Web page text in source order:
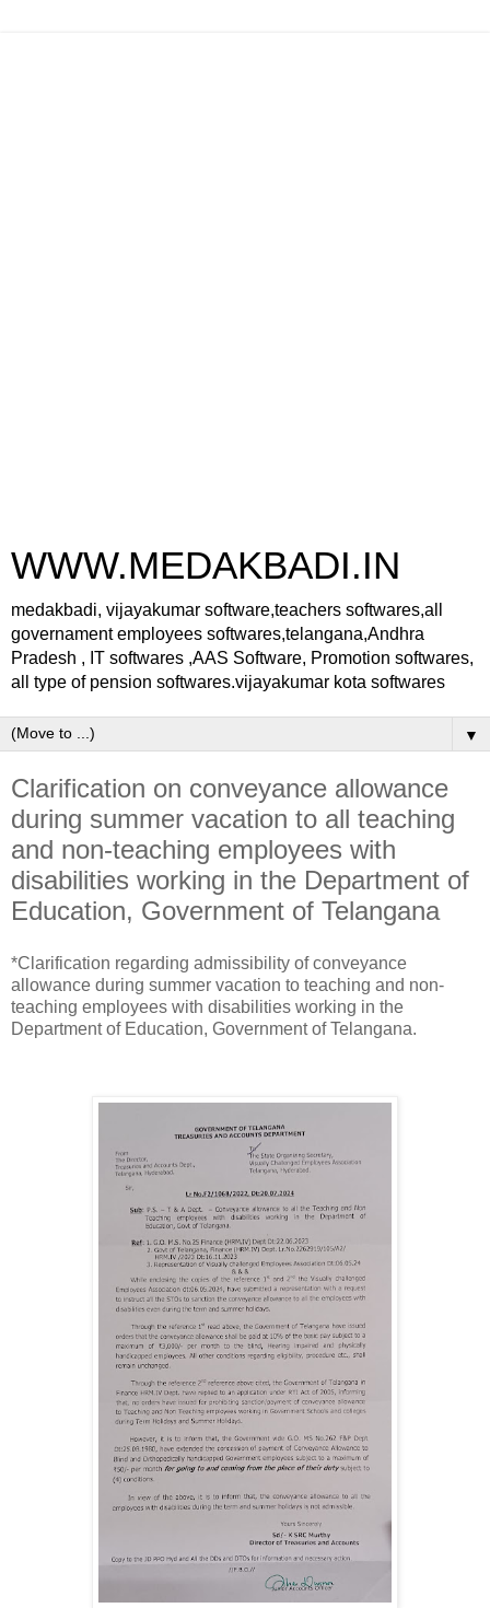
WWW.MEDAKBADI.IN
medakbadi, vijayakumar software,teachers softwares,all
governament employees softwares,telangana,Andhra
Pradesh , IT softwares ,AAS Software, Promotion softwares,
all type of pension softwares.vijayakumar kota softwares
▼
Clarification on conveyance allowance
during summer vacation to all teaching
and non-teaching employees with
disabilities working in the Department of
Education, Government of Telangana
*Clarification regarding admissibility of conveyance
allowance during summer vacation to teaching and non-
teaching employees with disabilities working in the
Department of Education, Government of Telangana.